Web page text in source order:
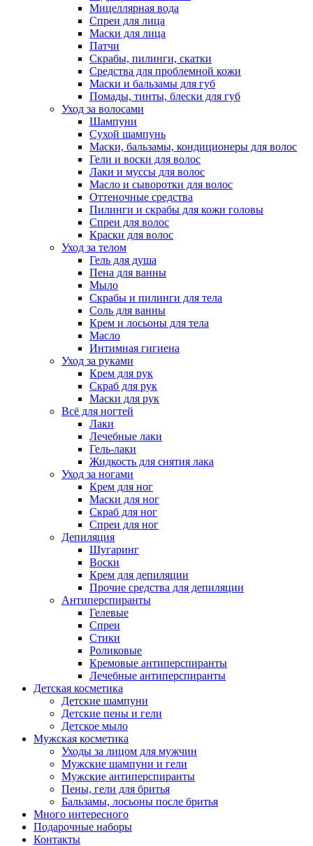
Мицеллярная вода
Спреи для лица
Маски для лица
Патчи
Скрабы, пилинги, скатки
Средства для проблемной кожи
Маски и бальзамы для губ
Помады, тинты, блески для губ
Уход за волосами
Шампуни
Сухой шампунь
Маски, бальзамы, кондиционеры для волос
Гели и воски для волос
Лаки и муссы для волос
Масло и сыворотки для волос
Оттеночные средства
Пилинги и скрабы для кожи головы
Спреи для волос
Краски для волос
Уход за телом
Гель для душа
Пена для ванны
Мыло
Скрабы и пилинги для тела
Соль для ванны
Крем и лосьоны для тела
Масло
Интимная гигиена
Уход за руками
Крем для рук
Скраб для рук
Маски для рук
Всё для ногтей
Лаки
Лечебные лаки
Гель-лаки
Жидкость для снятия лака
Уход за ногами
Крем для ног
Маски для ног
Скраб для ног
Спреи для ног
Депиляция
Шугаринг
Воски
Крем для депиляции
Прочие средства для депиляции
Антиперспиранты
Гелевые
Спреи
Стики
Роликовые
Кремовые антиперспиранты
Лечебные антиперспиранты
Детская косметика
Детские шампуни
Детские пены и гели
Детское мыло
Мужская косметика
Уходы за лицом для мужчин
Мужские шампуни и гели
Мужские антиперспиранты
Пены, гели для бритья
Бальзамы, лосьоны после бритья
Много интересного
Подарочные наборы
Контакты